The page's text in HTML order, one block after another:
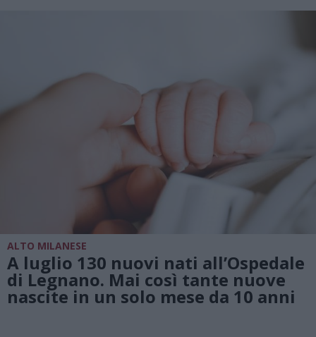
ALTO MILANESE
A luglio 130 nuovi nati all’Ospedale
di Legnano. Mai così tante nuove
nascite in un solo mese da 10 anni